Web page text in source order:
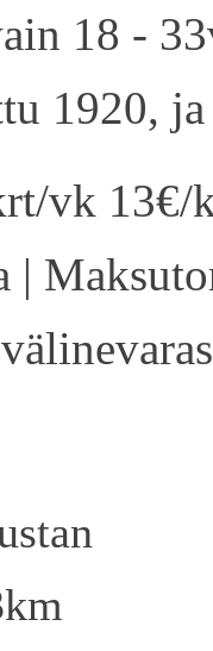
18 -
1920,
vk
|